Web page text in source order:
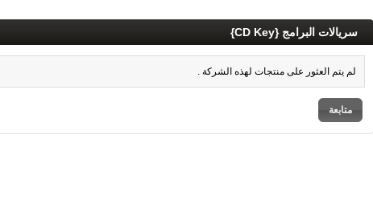
سريالات البرامج {CD Key}
لم يتم العثور على منتجات لهذه الشركة .
متابعة